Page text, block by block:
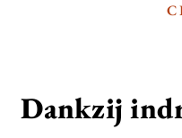
Dankzij